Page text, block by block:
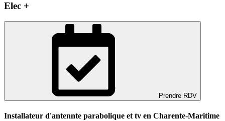
Elec +
Prendre RDV
Installateur d'antennte parabolique et tv en Charente-Maritime